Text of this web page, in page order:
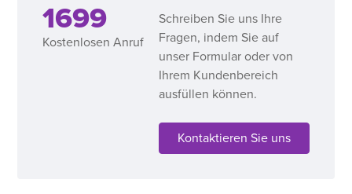
1699
Kostenlosen Anruf
Schreiben Sie uns Ihre
Fragen, indem Sie auf
unser Formular oder von
Ihrem Kundenbereich
ausfüllen können.
Kontaktieren Sie uns